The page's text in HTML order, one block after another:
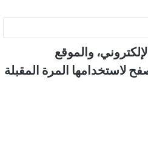
والموقع
لاستخدامها المرة المقبلة